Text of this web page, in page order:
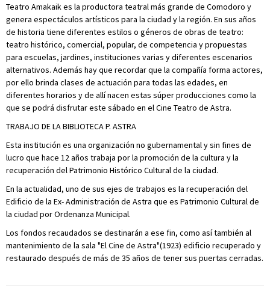
Teatro Amakaik es la productora teatral más grande de Comodoro y
genera espectáculos artísticos para la ciudad y la región. En sus años
de historia tiene diferentes estilos o géneros de obras de teatro:
teatro histórico, comercial, popular, de competencia y propuestas
para escuelas, jardines, instituciones varias y diferentes escenarios
alternativos. Además hay que recordar que la compañía forma actores,
por ello brinda clases de actuación para todas las edades, en
diferentes horarios y de allí nacen estas súper producciones como la
que se podrá disfrutar este sábado en el Cine Teatro de Astra.
TRABAJO DE LA BIBLIOTECA P. ASTRA
Esta institución es una organización no gubernamental y sin fines de
lucro que hace 12 años trabaja por la promoción de la cultura y la
recuperación del Patrimonio Histórico Cultural de la ciudad.
En la actualidad, uno de sus ejes de trabajos es la recuperación del
Edificio de la Ex- Administración de Astra que es Patrimonio Cultural de
la ciudad por Ordenanza Municipal.
Los fondos recaudados se destinarán a ese fin, como así también al
mantenimiento de la sala "El Cine de Astra"(1923) edificio recuperado y
restaurado después de más de 35 años de tener sus puertas cerradas.